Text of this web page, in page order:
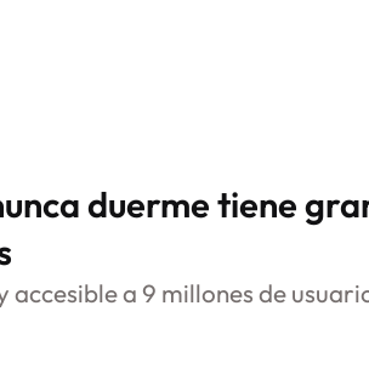
duerme tiene
accesible a 9 millones de